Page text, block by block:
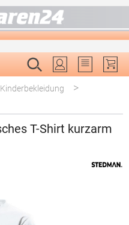
Du hast 0
Kinderbekleidung >
T-Shirt kurzarm